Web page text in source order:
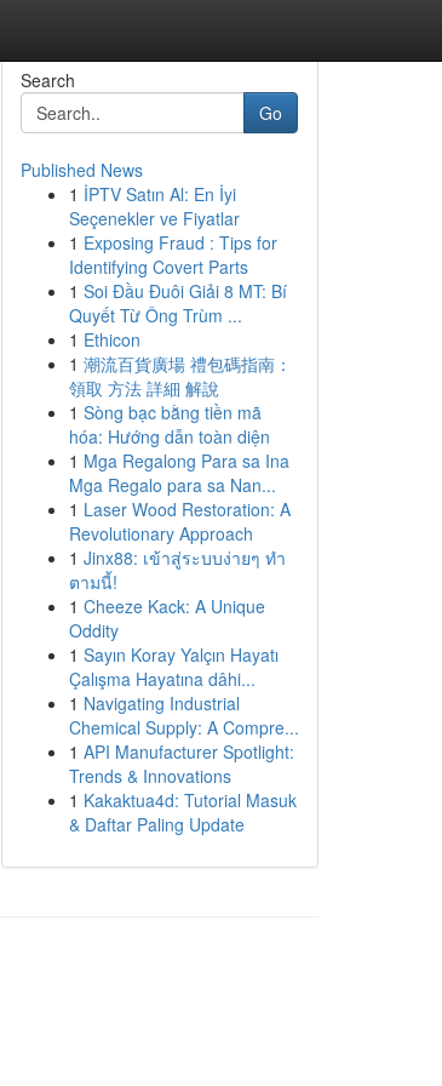
Search
Go
Published News
1 İPTV Satın Al: En İyi
Seçenekler ve Fiyatlar
1 Exposing Fraud : Tips for
Identifying Covert Parts
1 Soi Đầu Đuôi Giải 8 MT: Bí
Quyết Từ Ông Trùm ...
1 Ethicon
1 潮流百貨廣場 禮包碼指南：
領取 方法 詳細 解說
1 Sòng bạc bằng tiền mã
hóa: Hướng dẫn toàn diện
1 Mga Regalong Para sa Ina
Mga Regalo para sa Nan...
1 Laser Wood Restoration: A
Revolutionary Approach
1 Jinx88: เข้าสู่ระบบง่ายๆ ทำ
ตามนี้!
1 Cheeze Kack: A Unique
Oddity
1 Sayın Koray Yalçın Hayatı
Çalışma Hayatına dâhi...
1 Navigating Industrial
Chemical Supply: A Compre...
1 API Manufacturer Spotlight:
Trends & Innovations
1 Kakaktua4d: Tutorial Masuk
& Daftar Paling Update